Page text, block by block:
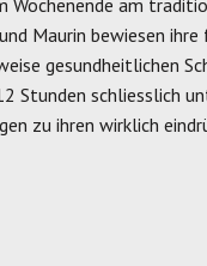
Maurin bewiesen ihre
gesundheitlichen
Stunden schliesslich
zu ihren wirklich